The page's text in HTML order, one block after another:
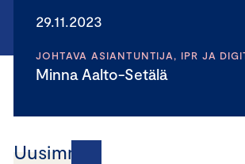
29.11.2023
JOHTAVA ASIANTUNTIJA, IPR JA
Minna Aalto-Setälä
Uusimmat